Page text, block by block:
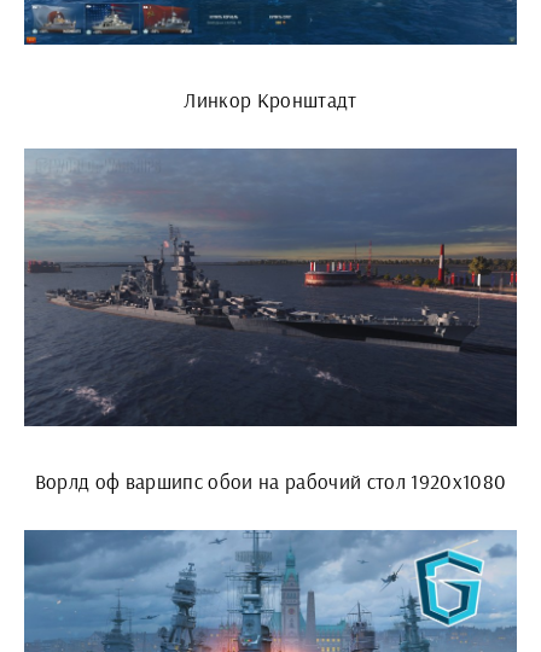
Линкор Кронштадт
Ворлд оф варшипс обои на рабочий стол 1920х1080